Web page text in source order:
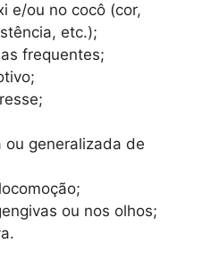
e/ou no cocô (cor,
etc.);
frequentes;
ou generalizada de
ou nos olhos;